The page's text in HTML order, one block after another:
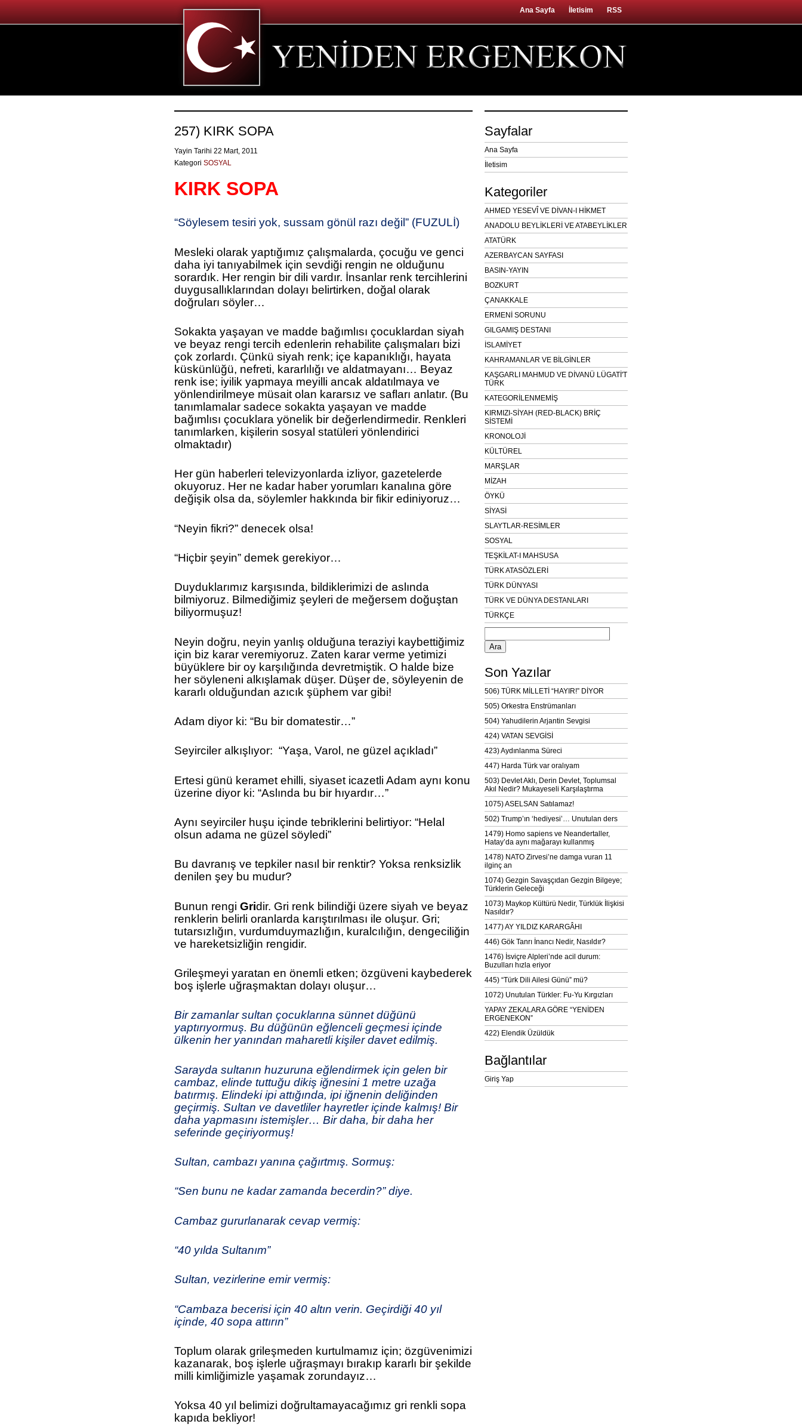
Ana Sayfa İletisim RSS
257) KIRK SOPA
Yayin Tarihi 22 Mart, 2011
Kategori SOSYAL
KIRK SOPA
“Söylesem tesiri yok, sussam gönül razı değil” (FUZULİ)
Mesleki olarak yaptığımız çalışmalarda, çocuğu ve genci
daha iyi tanıyabilmek için sevdiği rengin ne olduğunu
sorardık. Her rengin bir dili vardır. İnsanlar renk tercihlerini
duygusallıklarından dolayı belirtirken, doğal olarak
doğruları söyler…
Sokakta yaşayan ve madde bağımlısı çocuklardan siyah
ve beyaz rengi tercih edenlerin rehabilite çalışmaları bizi
çok zorlardı. Çünkü siyah renk; içe kapanıklığı, hayata
küskünlüğü, nefreti, kararlılığı ve aldatmayanı… Beyaz
renk ise; iyilik yapmaya meyilli ancak aldatılmaya ve
yönlendirilmeye müsait olan kararsız ve safları anlatır. (Bu
tanımlamalar sadece sokakta yaşayan ve madde
bağımlısı çocuklara yönelik bir değerlendirmedir. Renkleri
tanımlarken, kişilerin sosyal statüleri yönlendirici
olmaktadır)
Her gün haberleri televizyonlarda izliyor, gazetelerde
okuyoruz. Her ne kadar haber yorumları kanalına göre
değişik olsa da, söylemler hakkında bir fikir ediniyoruz…
“Neyin fikri?” denecek olsa!
“Hiçbir şeyin” demek gerekiyor…
Duyduklarımız karşısında, bildiklerimizi de aslında
bilmiyoruz. Bilmediğimiz şeyleri de meğersem doğuştan
biliyormuşuz!
Neyin doğru, neyin yanlış olduğuna teraziyi kaybettiğimiz
için biz karar veremiyoruz. Zaten karar verme yetimizi
büyüklere bir oy karşılığında devretmiştik. O halde bize
her söyleneni alkışlamak düşer. Düşer de, söyleyenin de
kararlı olduğundan azıcık şüphem var gibi!
Adam diyor ki: “Bu bir domatestir…”
Seyirciler alkışlıyor: “Yaşa, Varol, ne güzel açıkladı”
Ertesi günü keramet ehilli, siyaset icazetli Adam aynı konu
üzerine diyor ki: “Aslında bu bir hıyardır…”
Aynı seyirciler huşu içinde tebriklerini belirtiyor: “Helal
olsun adama ne güzel söyledi”
Bu davranış ve tepkiler nasıl bir renktir? Yoksa renksizlik
denilen şey bu mudur?
Bunun rengi Gridir. Gri renk bilindiği üzere siyah ve beyaz
renklerin belirli oranlarda karıştırılması ile oluşur. Gri;
tutarsızlığın, vurdumduymazlığın, kuralcılığın, dengeciliğin
ve hareketsizliğin rengidir.
Grileşmeyi yaratan en önemli etken; özgüveni kaybederek
boş işlerle uğraşmaktan dolayı oluşur…
Bir zamanlar sultan çocuklarına sünnet düğünü
yaptırıyormuş. Bu düğünün eğlenceli geçmesi içinde
ülkenin her yanından maharetli kişiler davet edilmiş.
Sarayda sultanın huzuruna eğlendirmek için gelen bir
cambaz, elinde tuttuğu dikiş iğnesini 1 metre uzağa
batırmış. Elindeki ipi attığında, ipi iğnenin deliğinden
geçirmiş. Sultan ve davetliler hayretler içinde kalmış! Bir
daha yapmasını istemişler… Bir daha, bir daha her
seferinde geçiriyormuş!
Sultan, cambazı yanına çağırtmış. Sormuş:
“Sen bunu ne kadar zamanda becerdin?” diye.
Cambaz gururlanarak cevap vermiş:
“40 yılda Sultanım”
Sultan, vezirlerine emir vermiş:
“Cambaza becerisi için 40 altın verin. Geçirdiği 40 yıl
içinde, 40 sopa attırın”
Toplum olarak grileşmeden kurtulmamız için; özgüvenimizi
kazanarak, boş işlerle uğraşmayı bırakıp kararlı bir şekilde
milli kimliğimizle yaşamak zorundayız…
Yoksa 40 yıl belimizi doğrultamayacağımız gri renkli sopa
kapıda bekliyor!
Sayfalar
Ana Sayfa
İletisim
Kategoriler
AHMED YESEVÎ VE DİVAN-I HİKMET
ANADOLU BEYLİKLERİ VE ATABEYLİKLER
ATATÜRK
AZERBAYCAN SAYFASI
BASIN-YAYIN
BOZKURT
ÇANAKKALE
ERMENİ SORUNU
GILGAMIŞ DESTANI
İSLAMİYET
KAHRAMANLAR VE BİLGİNLER
KAŞGARLI MAHMUD VE DİVANÜ LÜGATİ'T
TÜRK
KATEGORİLENMEMİŞ
KIRMIZI-SİYAH (RED-BLACK) BRİÇ
SİSTEMİ
KRONOLOJİ
KÜLTÜREL
MARŞLAR
MİZAH
ÖYKÜ
SİYASİ
SLAYTLAR-RESİMLER
SOSYAL
TEŞKİLAT-I MAHSUSA
TÜRK ATASÖZLERİ
TÜRK DÜNYASI
TÜRK VE DÜNYA DESTANLARI
TÜRKÇE
Arama:
Son Yazılar
506) TÜRK MİLLETİ “HAYIR!” DİYOR
505) Orkestra Enstrümanları
504) Yahudilerin Arjantin Sevgisi
424) VATAN SEVGİSİ
423) Aydınlanma Süreci
447) Harda Türk var oralıyam
503) Devlet Aklı, Derin Devlet, Toplumsal
Akıl Nedir? Mukayeseli Karşılaştırma
1075) ASELSAN Satılamaz!
502) Trump’ın ‘hediyesi’… Unutulan ders
1479) Homo sapiens ve Neandertaller,
Hatay’da aynı mağarayı kullanmış
1478) NATO Zirvesi’ne damga vuran 11
ilginç an
1074) Gezgin Savaşçıdan Gezgin Bilgeye;
Türklerin Geleceği
1073) Maykop Kültürü Nedir, Türklük İlişkisi
Nasıldır?
1477) AY YILDIZ KARARGÂHI
446) Gök Tanrı İnancı Nedir, Nasıldır?
1476) İsviçre Alpleri’nde acil durum:
Buzulları hızla eriyor
445) “Türk Dili Ailesi Günü” mü?
1072) Unutulan Türkler: Fu-Yu Kırgızları
YAPAY ZEKALARA GÖRE “YENİDEN
ERGENEKON”
422) Elendik Üzüldük
Bağlantılar
Giriş Yap